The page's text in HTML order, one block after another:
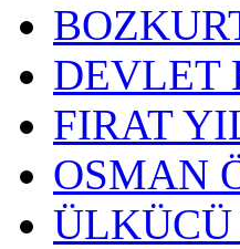
DEVLET
FIRAT
OSMAN